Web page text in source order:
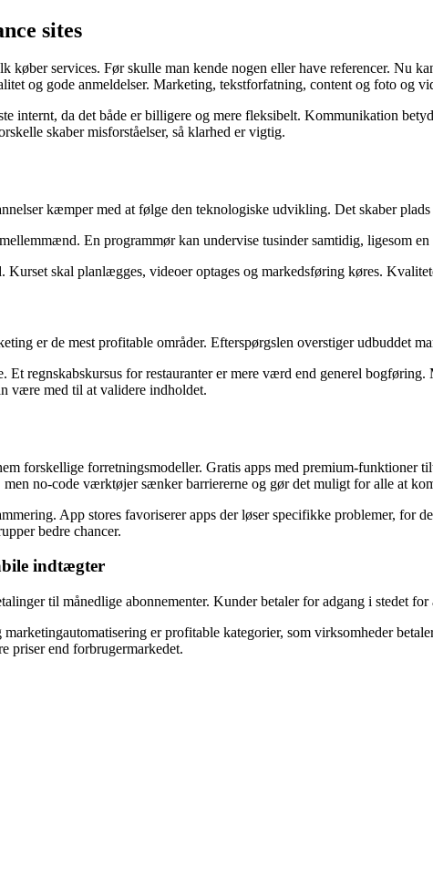
sites
services. Før skulle man kende nogen eller have referencer. Nu
og gode anmeldelser. Marketing, tekstforfatning, content og foto og
internt, da det både er billigere og mere fleksibelt. Kommunikation
skaber misforståelser, så klarhed er vigtig.
kæmper med at følge den teknologiske udvikling. Det skaber
En programmør kan undervise tusinder samtidig, ligesom
skal planlægges, videoer optages og markedsføring køres.
er de mest profitable områder. Efterspørgslen overstiger udbuddet
Et regnskabskursus for restauranter er mere værd end generel
være med til at validere indholdet.
forskellige forretningsmodeller. Gratis apps med premium-funktioner
no-code værktøjer sænker barriererne og gør det muligt for alle at
App stores favoriserer apps der løser specifikke problemer, for
bedre chancer.
indtægter
til månedlige abonnementer. Kunder betaler for adgang i stedet
er profitable kategorier, som virksomheder
priser end forbrugermarkedet.